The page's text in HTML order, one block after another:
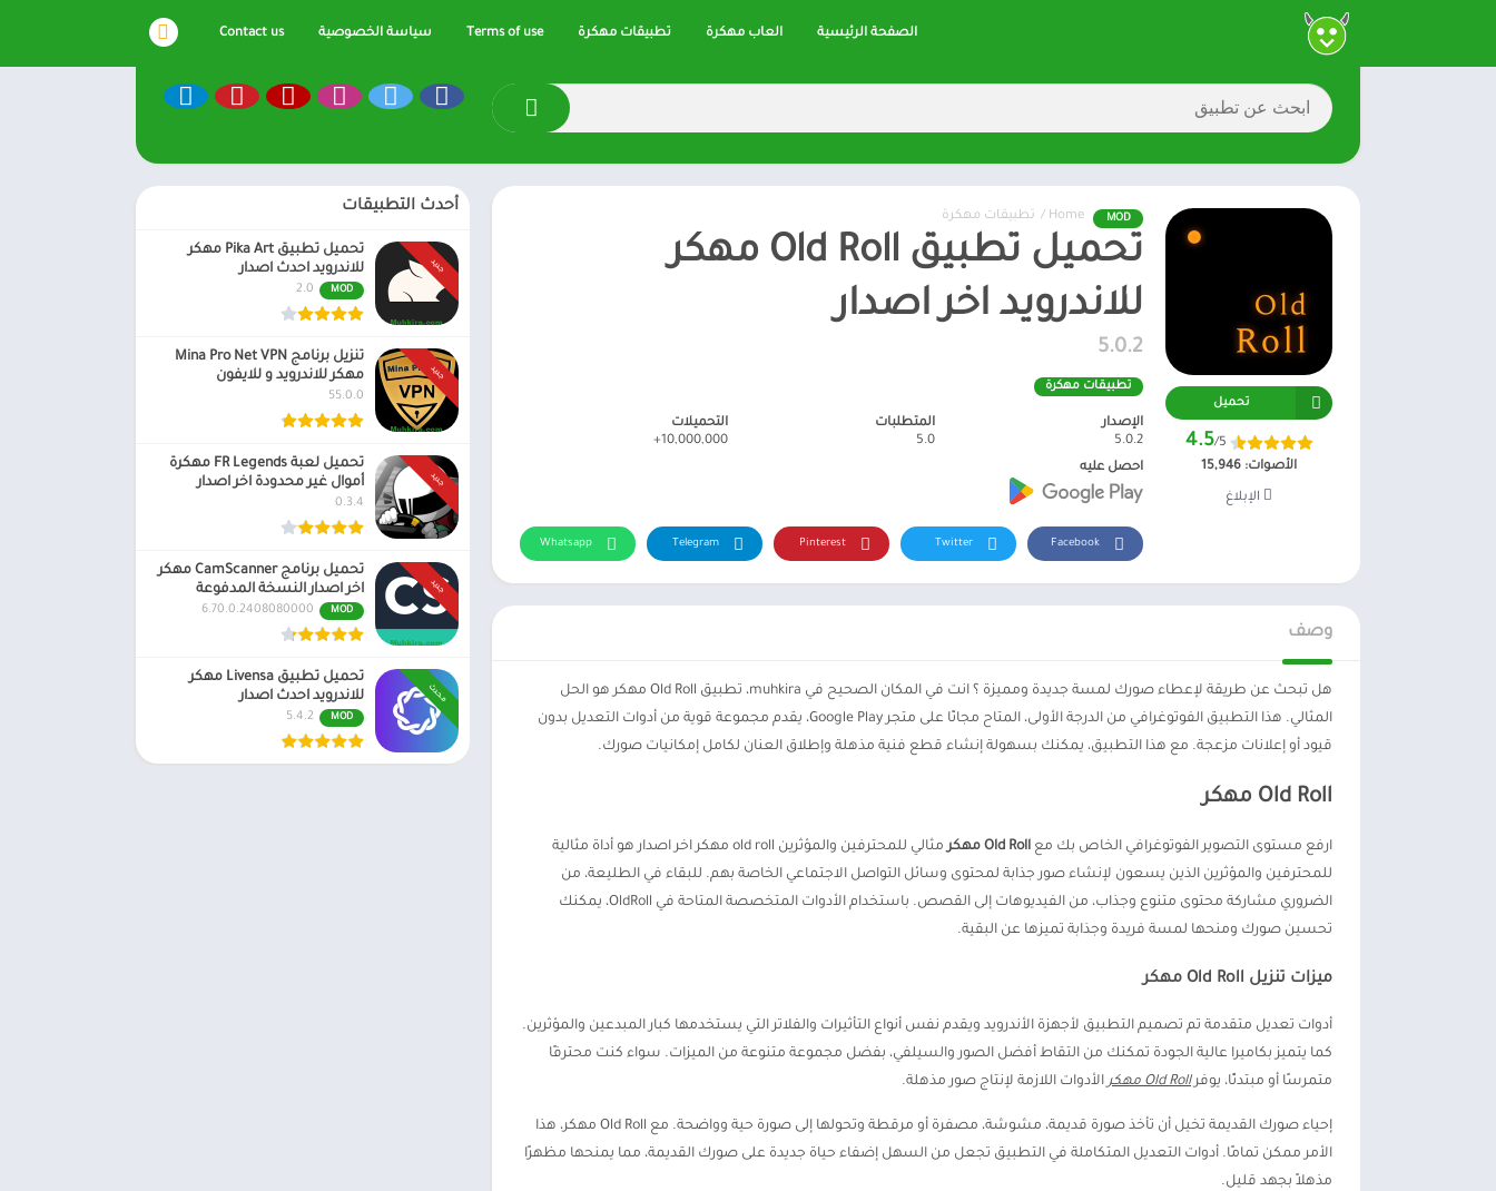
الصفحة الرئيسية العاب مهكرة تطبيقات مهكرة Terms of use سياسة الخصوصية Contact us
MOD
Home
/ تطبيقات مهكرة
تحميل تطبيق Old Roll مهكر
للاندرويد اخر اصدار
5.0.2
تطبيقات مهكرة
تحميل
4.5/5
الأصوات: 15,946
الإبلاغ
الإصدار
5.0.2
المتطلبات
5.0
التحميلات
10,000,000+
احصل عليه
Facebook
Twitter
Pinterest
Telegram
Whatsapp
وصف
هل تبحث عن طريقة لإعطاء صورك لمسة جديدة ومميزة ؟ انت في المكان الصحيح في muhkira، تطبيق Old Roll مهكر هو الحل
المثالي. هذا التطبيق الفوتوغرافي من الدرجة الأولى، المتاح مجانًا على متجر Google Play، يقدم مجموعة قوية من أدوات التعديل بدون
قيود أو إعلانات مزعجة. مع هذا التطبيق، يمكنك بسهولة إنشاء قطع فنية مذهلة وإطلاق العنان لكامل إمكانيات صورك.
Old Roll مهكر
ارفع مستوى التصوير الفوتوغرافي الخاص بك مع Old Roll مهكر
مثالي للمحترفين والمؤثرين old roll مهكر اخر اصدار هو أداة مثالية
للمحترفين والمؤثرين الذين يسعون لإنشاء صور جذابة لمحتوى وسائل التواصل الاجتماعي الخاصة بهم. للبقاء في الطليعة، من
الضروري مشاركة محتوى متنوع وجذاب، من الفيديوهات إلى القصص. باستخدام الأدوات المتخصصة المتاحة في OldRoll، يمكنك
تحسين صورك ومنحها لمسة فريدة وجذابة تميزها عن البقية.
ميزات تنزيل Old Roll مهكر
أدوات تعديل متقدمة تم تصميم التطبيق لأجهزة الأندرويد ويقدم نفس أنواع التأثيرات والفلاتر التي يستخدمها كبار المبدعين والمؤثرين.
كما يتميز بكاميرا عالية الجودة تمكنك من التقاط أفضل الصور والسيلفي، بفضل مجموعة متنوعة من الميزات. سواء كنت محترفًا
متمرسًا أو مبتدئًا، يوفرOld Roll مهكر الأدوات اللازمة لإنتاج صور مذهلة.
إحياء صورك القديمة تخيل أن تأخذ صورة قديمة، مشوشة، مصفرة أو مرقطة وتحولها إلى صورة حية وواضحة. مع Old Roll مهكر، هذا
الأمر ممكن تمامًا. أدوات التعديل المتكاملة في التطبيق تجعل من السهل إضفاء حياة جديدة على صورك القديمة، مما يمنحها مظهرًا
مذهلاً بجهد قليل.
أحدث التطبيقات
جديد
تحميل تطبيق Pika Art مهكر
للاندرويد احدث اصدار
MOD
2.0
جديد
تنزيل برنامج Mina Pro Net VPN
مهكر للاندرويد و للايفون
55.0.0
جديد
تحميل لعبة FR Legends مهكرة
أموال غير محدودة اخر اصدار
0.3.4
جديد
تحميل برنامج CamScanner مهكر
اخر اصدار النسخة المدفوعة
MOD
6.70.0.2408080000
محدث
تحميل تطبيق Livensa مهكر
للاندرويد احدث اصدار
MOD
5.4.2